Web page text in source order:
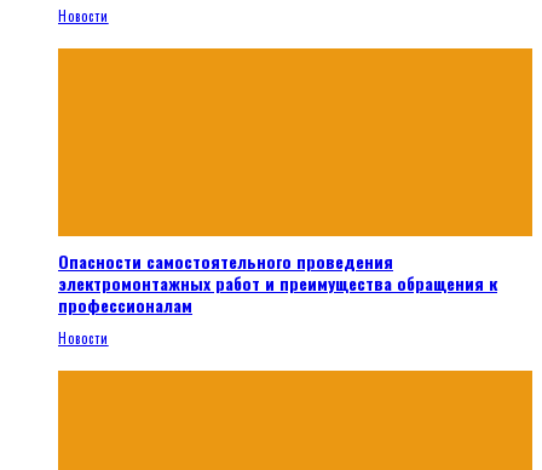
Новости
Опасности самостоятельного проведения
электромонтажных работ и преимущества обращения к
профессионалам
Новости